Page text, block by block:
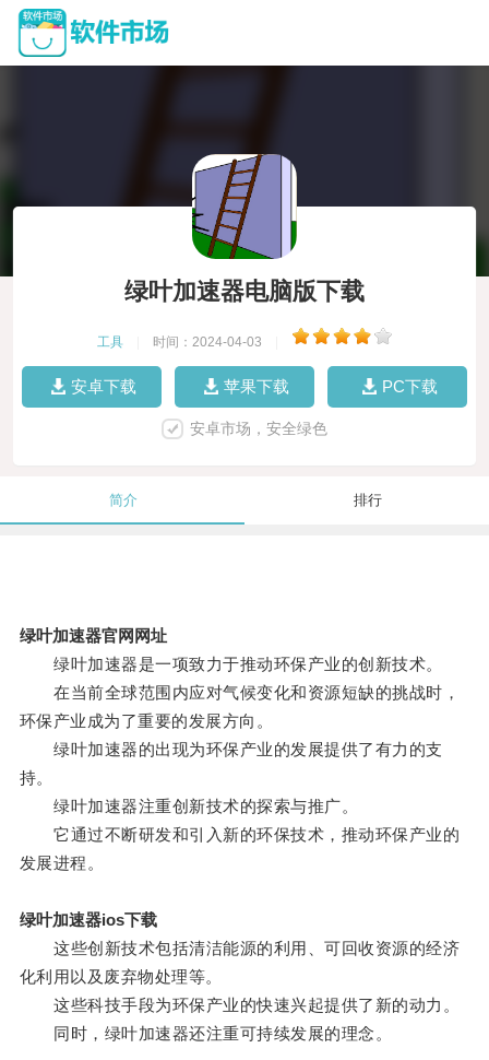
绿叶加速器电脑版下载
工具 时间：2024-04-03
安卓下载 苹果下载 PC下载
安卓市场，安全绿色
简介 排行
绿叶加速器官网网址
绿叶加速器是一项致力于推动环保产业的创新技术。
在当前全球范围内应对气候变化和资源短缺的挑战时，
环保产业成为了重要的发展方向。
绿叶加速器的出现为环保产业的发展提供了有力的支
持。
绿叶加速器注重创新技术的探索与推广。
它通过不断研发和引入新的环保技术，推动环保产业的
发展进程。
绿叶加速器ios下载
这些创新技术包括清洁能源的利用、可回收资源的经济
化利用以及废弃物处理等。
这些科技手段为环保产业的快速兴起提供了新的动力。
同时，绿叶加速器还注重可持续发展的理念。